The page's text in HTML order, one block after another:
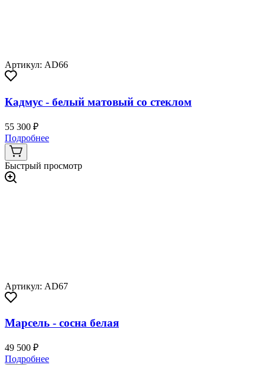
Артикул: AD66
Кадмус - белый матовый со стеклом
55 300 ₽
Подробнее
Быстрый просмотр
Артикул: AD67
Марсель - сосна белая
49 500 ₽
Подробнее